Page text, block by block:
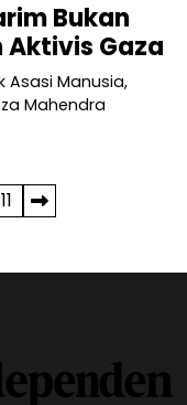
Bukan
Aktivis Gaza
Asasi Manusia,
Mahendra
11